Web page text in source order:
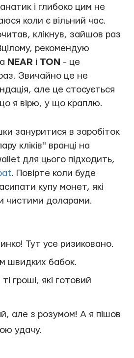
і глибоко цим не
коли є вільний час.
клікнув, зайшов раз
рекомендую
NEAR і TON - це
Звичайно це не
але це стосується
я вірю, у що краплю.
зануритися в заробіток
кліків" вранці на
для цього підходить,
. Повірте коли буде
купу монет, які
чистими доларами.
Тут усе ризиковано.
швидких бабок.
гроші, які готовий
але з розумом! А я пішов
удачу.